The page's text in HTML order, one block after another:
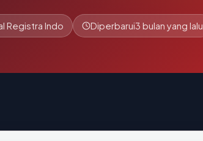
Registra Indo Diperbarui3 bulan yang lalu